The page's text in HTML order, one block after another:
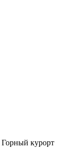
Горный курорт